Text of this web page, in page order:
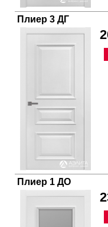
Плиер 3 ДГ
Плиер 1 ДО